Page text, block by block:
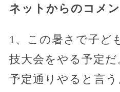
ネットからのコメン
1、この暑さで子ど
技大会をやる予定
予定通りやると言